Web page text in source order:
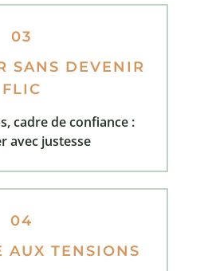
03
SANS DEVENIR
FLIC
cadre de confiance :
avec justesse
04
AUX TENSIONS